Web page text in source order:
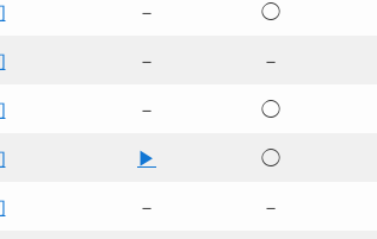
－ ◯
－ －
－ ◯
▶ ◯
－ －